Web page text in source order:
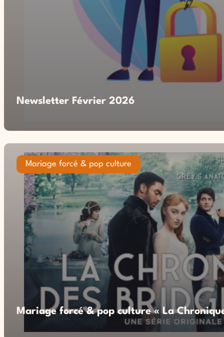
Newsletter Février 2026
Mariage forcé & pop culture
Mariage forcé & pop culture « La